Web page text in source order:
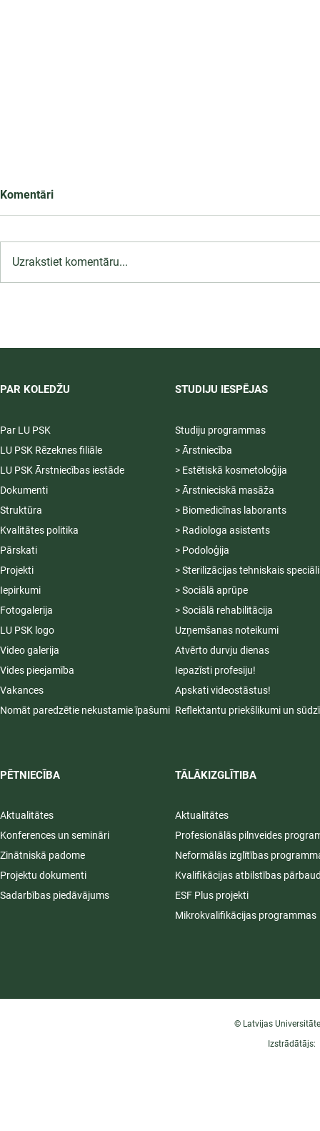
12.09.2026.
Komentāri
Uzrakstiet komentāru...
PAR KOLEDŽU
Par LU PSK
LU PSK Rēzeknes filiāle
LU PSK Ārstniecības iestāde
Dokumenti
Struktūra
Kvalitātes politika
Pārskati
Projekti
Iepirkumi
Fotogalerija
LU PSK logo
Video galerija
Vides pieejamība
Vakances
Nomāt paredzētie nekustamie īpašumi
PĒTNIECĪBA
Aktualitātes
Konferences un semināri
Zinātniskā padome
Projektu dokumenti
Sadarbības piedāvājums
STUDIJU IESPĒJAS
Studiju programmas
> Ārstniecība
> Estētiskā kosmetoloģija
> Ārstnieciskā masāža
> Biomedicīnas laborants
> Radiologa asistents
> Podoloģija
> Sterilizācijas tehniskais
> Sociālā aprūpe
> Sociālā rehabilitācija
Uzņemšanas noteikumi
Atvērto durvju dienas
Iepazīsti profesiju!
Apskati videostāstus!
Reflektantu priekšlikumi un
TĀLĀKIZGLĪTIBA
Aktualitātes
Profesionālās pilnveides
Neformālās izglītības
Kvalifikācijas atbilstības
ESF Plus projekti
Mikrokvalifikācijas programmas
© Latvijas
Izstrādātājs: